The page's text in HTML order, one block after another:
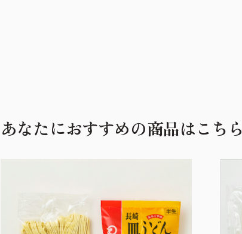
あなたにおすすめの商品はこちら